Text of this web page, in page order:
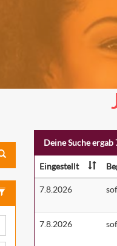
Deine Suche
Eingestellt
7.8.2026
7.8.2026